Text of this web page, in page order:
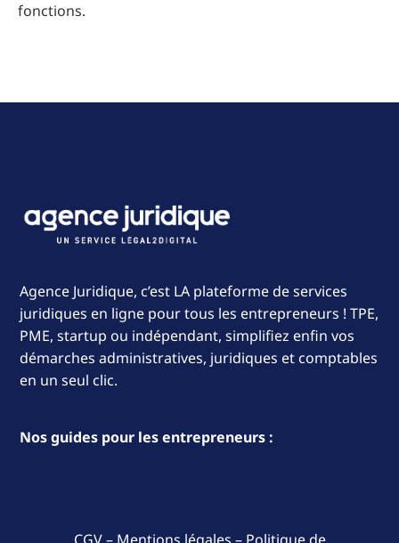
fonctions.
Agence Juridique, c’est LA plateforme de services
juridiques en ligne pour tous les entrepreneurs ! TPE,
PME, startup ou indépendant, simplifiez enfin vos
démarches administratives, juridiques et comptables
en un seul clic.
Nos guides pour les entrepreneurs :
CGV– Mentions légales – Politique de